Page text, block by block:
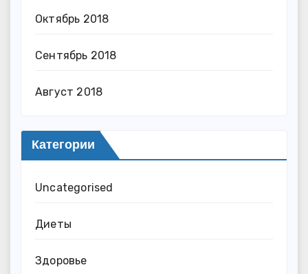
Октябрь 2018
Сентябрь 2018
Август 2018
Категории
Uncategorised
Диеты
Здоровье